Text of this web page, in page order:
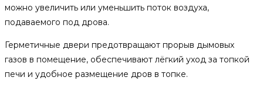
можно увеличить или уменьшить поток воздуха,
подаваемого под дрова.
Герметичные двери предотвращают прорыв дымовых
газов в помещение, обеспечивают лёгкий уход за топкой
печи и удобное размещение дров в топке.